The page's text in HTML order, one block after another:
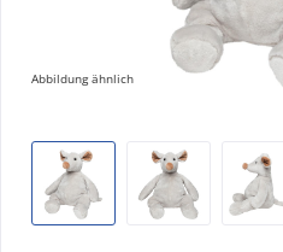
Abbildung ähnlich